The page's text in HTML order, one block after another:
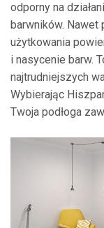
odporny na
barwników.
użytkowania
i nasycenie barw.
najtrudniejszych
Wybierając
Twoja podłoga